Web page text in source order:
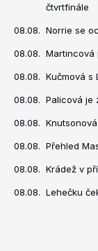
čtvrtfinále
08.08. Norrie se
08.08. Martincová
08.08. Kučmová s
08.08. Palicová je
08.08.
08.08. Přehled
08.08. Krádež v
08.08. Lehečku